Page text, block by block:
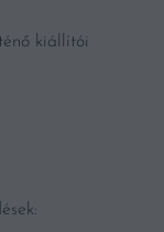
kiállítói